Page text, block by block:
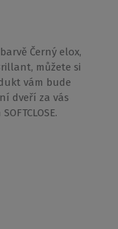
Černý elox,
můžete si
vám bude
dveří za vás